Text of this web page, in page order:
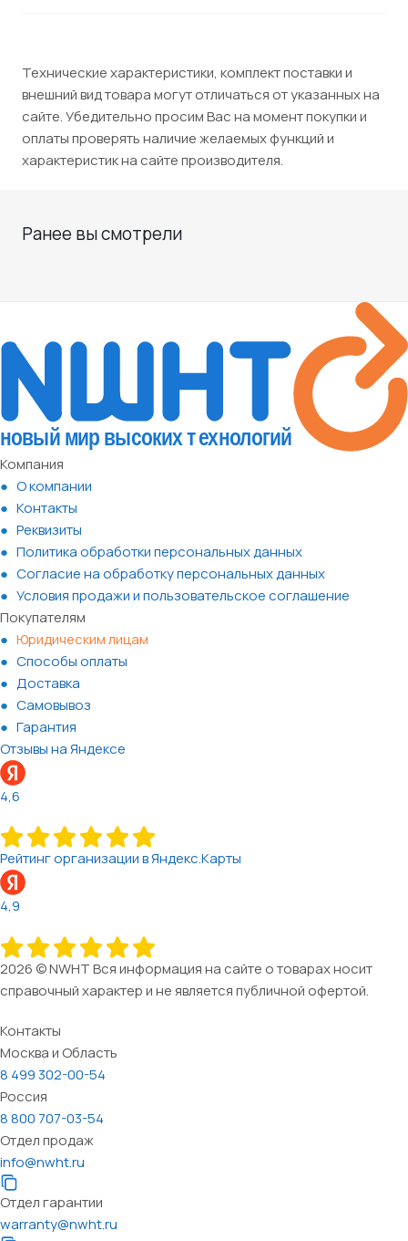
Технические характеристики, комплект поставки и
внешний вид товара могут отличаться от указанных на
сайте. Убедительно просим Вас на момент покупки и
оплаты проверять наличие желаемых функций и
характеристик на сайте производителя.
Ранее вы смотрели
Компания
О компании
Контакты
Реквизиты
Политика обработки персональных данных
Согласие на обработку персональных данных
Условия продажи и пользовательское соглашение
Покупателям
Юридическим лицам
Способы оплаты
Доставка
Самовывоз
Гарантия
Отзывы на Яндексе
4,6
Рейтинг организации в Яндекс.Карты
4,9
2026 © NWHT Вся информация на сайте о товарах носит
справочный характер и не является публичной офертой.
Контакты
Москва и Область
8 499 302-00-54
Россия
8 800 707-03-54
Отдел продаж
info@nwht.ru
Отдел гарантии
warranty@nwht.ru